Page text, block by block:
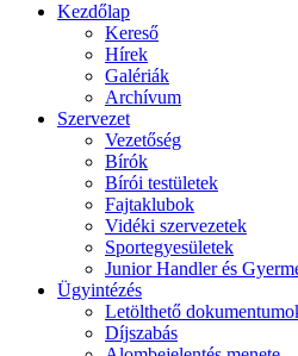
Kezdőlap
Kereső
Hírek
Galériák
Archívum
Szervezet
Vezetőség
Bírók
Bírói testületek
Fajtaklubok
Vidéki szervezetek
Sportegyesületek
Junior Handler és
Ügyintézés
Letölthető
Díjszabás